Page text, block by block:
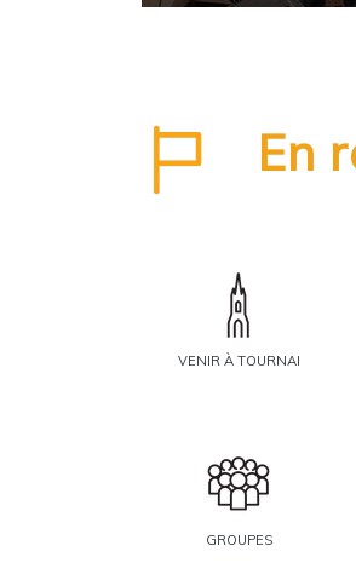
En
VENIR À TOURNAI
GROUPES